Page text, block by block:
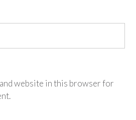
and website in this browser for